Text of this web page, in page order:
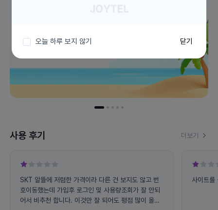
사용 후기 더보기
SKT 알뜰에 저렴한 가격이라 다른 건 보지도 않고 번
호이동했는데 가입후 로그인 및 사용량조회가 잘 안되
어서 비추천 합니다. 이것만 잘 되어도 평점 많이 올라
사이트를
오늘 하루 보지 않기 닫기